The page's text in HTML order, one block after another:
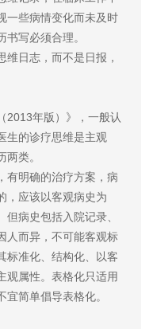
一些病情变化而未及时
写必须合理。
日志，而不是日报，
年版）》，一般认
生的诊疗思维是主观
类。
明确的治疗方案，病
，应该以客观病史为
病史包括入院记录、
人而异，不可能客观标
标准化、结构化、以客
观属性。表格化只适用
简单倡导表格化。